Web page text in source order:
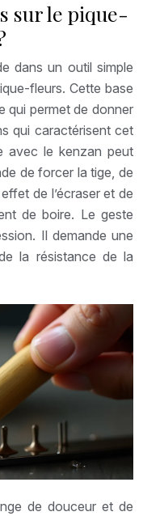
sur le pique-
dans un outil simple
fleurs. Cette base
qui permet de donner
qui caractérisent cet
avec le kenzan peut
de forcer la tige, de
de l’écraser et de
de boire. Le geste
Il demande une
la résistance de la
de douceur et de